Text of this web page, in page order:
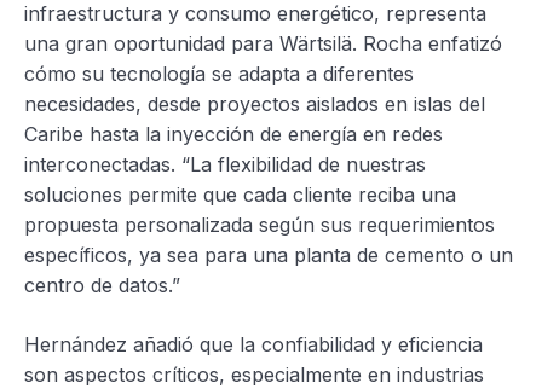
infraestructura y consumo energético, representa
una gran oportunidad para Wärtsilä. Rocha enfatizó
cómo su tecnología se adapta a diferentes
necesidades, desde proyectos aislados en islas del
Caribe hasta la inyección de energía en redes
interconectadas. “La flexibilidad de nuestras
soluciones permite que cada cliente reciba una
propuesta personalizada según sus requerimientos
específicos, ya sea para una planta de cemento o un
centro de datos.”
Hernández añadió que la confiabilidad y eficiencia
son aspectos críticos, especialmente en industrias